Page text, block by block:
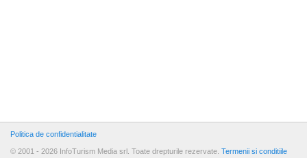
Politica de confidentialitate
© 2001 - 2026 InfoTurism Media srl. Toate drepturile rezervate. Termenii si conditiile